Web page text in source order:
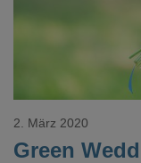
Green
2. März 2020